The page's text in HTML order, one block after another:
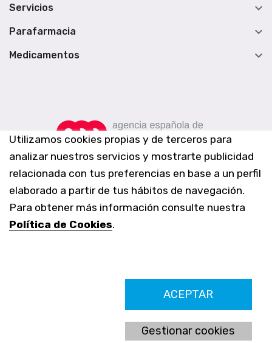
Utilizamos cookies propias y de terceros para
analizar nuestros servicios y mostrarte publicidad
relacionada con tus preferencias en base a un perfil
elaborado a partir de tus hábitos de navegación.
Para obtener más información consulte nuestra
Política de Cookies.
ACEPTAR
Gestionar cookies
Servicios 
Parafarmacia 
Medicamentos 
Farmacia Los Altos nº756
Ldo. Alfredo Aparicio Grau 22555408K
N. Col. Colegio Oficial de Farmacéuticos de Alicante 4327
Nº de autorización A-790-F
C/ Moncayo, 97 (Vistalmar) Urb. Los Altos